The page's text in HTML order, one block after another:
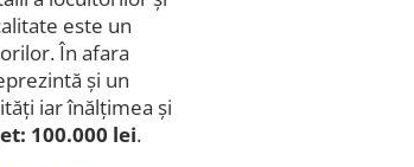
este un
În afara
și un
iar înălțimea și
100.000 lei.